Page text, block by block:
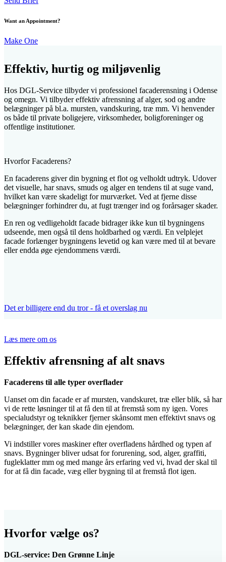
Want an Appointment?
Make One
Effektiv, hurtig og miljøvenlig
Hos DGL-Service tilbyder vi professionel facaderensning i Odense
og omegn. Vi tilbyder effektiv afrensning af alger, sod og andre
belægninger på bl.a. mursten, vandskuring, træ mm. Vi henvender
os både til private boligejere, virksomheder, boligforeninger og
offentlige institutioner.
Hvorfor Facaderens?
En facaderens giver din bygning et flot og velholdt udtryk. Udover
det visuelle, har snavs, smuds og alger en tendens til at suge vand,
hvilket kan være skadeligt for murværket. Ved at fjerne disse
belægninger forhindrer du, at fugt trænger ind og forårsager skader.
En ren og vedligeholdt facade bidrager ikke kun til bygningens
udseende, men også til dens holdbarhed og værdi. En velplejet
facade forlænger bygningens levetid og kan være med til at bevare
eller endda øge ejendommens værdi.
Det er billigere end du tror - få et overslag nu
Læs mere om os
Effektiv afrensning af alt snavs
Facaderens til alle typer overflader
Uanset om din facade er af mursten, vandskuret, træ eller blik, så har
vi de rette løsninger til at få den til at fremstå som ny igen. Vores
specialudstyr og teknikker fjerner skånsomt men effektivt snavs og
belægninger, der kan skade din ejendom.
Vi indstiller vores maskiner efter overfladens hårdhed og typen af
snavs. Bygninger bliver udsat for forurening, sod, alger, graffiti,
fugleklatter mm og med mange års erfaring ved vi, hvad der skal til
for at få din facade, væg eller bygning til at fremstå flot igen.
Hvorfor vælge os?
DGL-service: Den Grønne Linje